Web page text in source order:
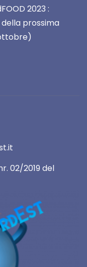
2023 :
prossima
02/2019 del